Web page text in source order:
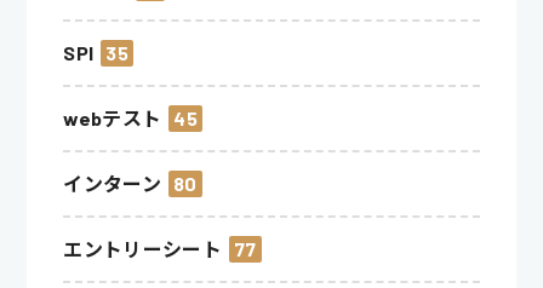
SPI 35
webテスト 45
インターン 80
エントリーシート 77